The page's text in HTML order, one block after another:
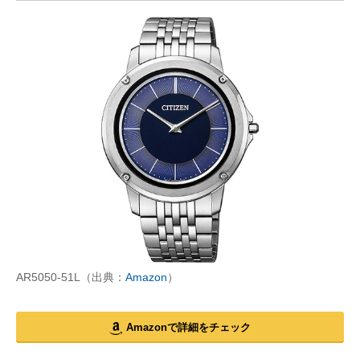
AR5050-51L（出典： Amazon）
Amazonで詳細をチェック